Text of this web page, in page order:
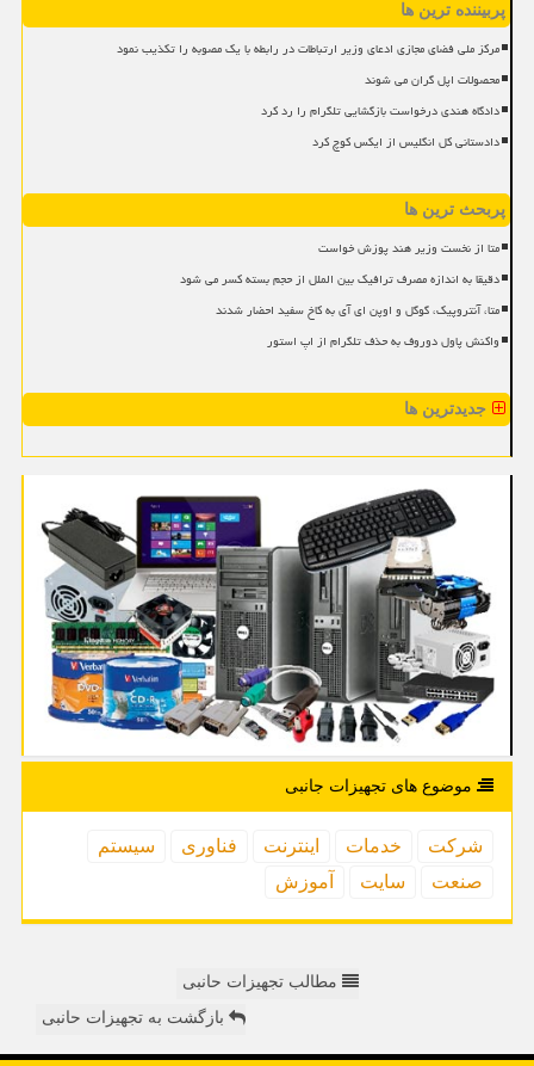
پربیننده ترین ها
مرکز ملی فضای مجازی ادعای وزیر ارتباطات در رابطه با یک مصوبه را تکذیب نمود
محصولات اپل گران می شوند
دادگاه هندی درخواست بازگشایی تلگرام را رد کرد
دادستانی کل انگلیس از ایکس کوچ کرد
پربحث ترین ها
متا از نخست وزیر هند پوزش خواست
دقیقا به اندازه مصرف ترافیک بین الملل از حجم بسته کسر می شود
متا، آنتروپیک، گوگل و اوپن ای آی به کاخ سفید احضار شدند
واکنش پاول دوروف به حذف تلگرام از اپ استور
جدیدترین ها
موضوع های تجهیزات جانبی
شركت خدمات اینترنت فناوری
سیستم
صنعت
سایت آموزش
مطالب تجهیزات حانبی
بازگشت به تجهیزات حانبی